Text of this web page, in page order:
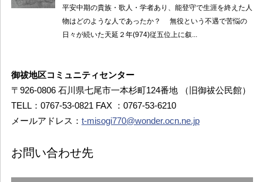
御祓地区コミュニティセンター
〒926-0806 石川県七尾市一本杉町124番地 （旧御祓公民館）
TELL：0767-53-0821 FAX ：0767-53-6210
メールアドレス： t-misogi770@wonder.ocn.ne.jp
お問い合わせ先